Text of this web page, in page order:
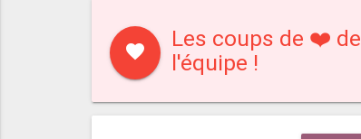
favorite
Les coups de ❤️ de
l'équipe !